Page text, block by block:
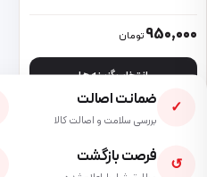
950,000تومان
انتخاب گزینه ها
این محصول دارای انواع مختلفی
✓ ضمانت اصالت
بررسی سلامت و اصالت کالا
↺ فرصت بازگشت